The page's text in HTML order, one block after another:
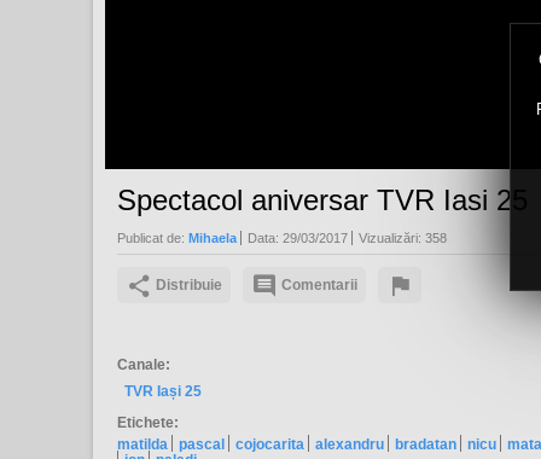
Spectacol aniversar TVR Iasi 25
Publicat de: Mihaela Data: 29/03/2017 Vizualizări: 358
Distribuie Comentarii
Canale:
TVR Iași 25
Etichete:
matilda
pascal cojocarita alexandru bradatan nicu mata